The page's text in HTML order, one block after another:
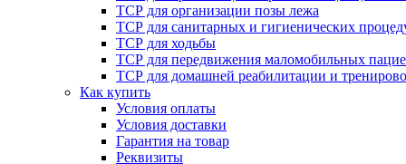
ТСР для организации позы лежа
ТСР для санитарных и гигиенических
ТСР для ходьбы
ТСР для передвижения маломобильных
ТСР для домашней реабилитации и
Как купить
Условия оплаты
Условия доставки
Гарантия на товар
Реквизиты